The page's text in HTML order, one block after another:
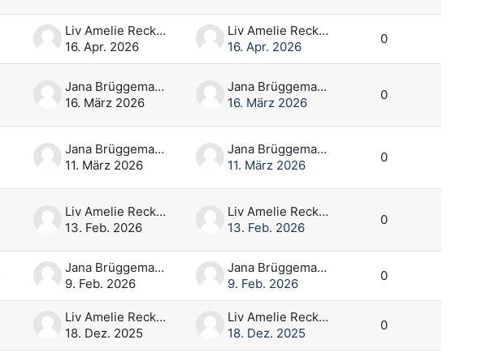
Liv Amelie Reckeweg
16. Apr. 2026
Liv Amelie Reckeweg
16. Apr. 2026
0
Jana Brüggemann
16. März 2026
Jana Brüggemann
16. März 2026
0
Jana Brüggemann
11. März 2026
Jana Brüggemann
11. März 2026
0
Liv Amelie Reckeweg
13. Feb. 2026
Liv Amelie Reckeweg
13. Feb. 2026
0
Jana Brüggemann
9. Feb. 2026
Jana Brüggemann
9. Feb. 2026
0
Liv Amelie Reckeweg
18. Dez. 2025
Liv Amelie Reckeweg
18. Dez. 2025
0